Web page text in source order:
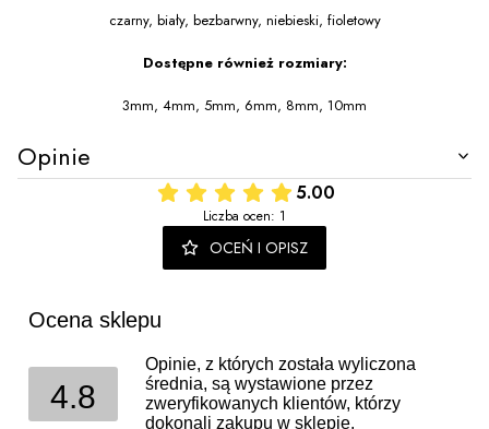
czarny, biały, bezbarwny, niebieski, fioletowy
Dostępne również rozmiary:
3mm, 4mm, 5mm, 6mm, 8mm, 10mm
Opinie
5.00
Liczba ocen: 1
OCEŃ I OPISZ
Ocena sklepu
4.8
Opinie, z których została wyliczona
średnia, są wystawione przez
zweryfikowanych klientów, którzy
dokonali zakupu w sklepie.